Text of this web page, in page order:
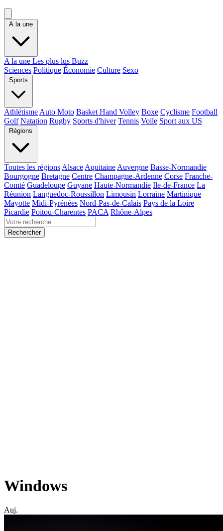
A la une
A la une Les plus lus Buzz
Sciences Politique Économie Culture Sexo
Sports
Athlétisme Auto Moto Basket Hand Volley Boxe Cyclisme Football
Golf Natation Rugby Sports d'hiver Tennis Voile Sport aux US
Régions
Toutes les régions Alsace Aquitaine Auvergne Basse-Normandie
Bourgogne Bretagne Centre Champagne-Ardenne Corse Franche-
Comté Guadeloupe Guyane Haute-Normandie Ile-de-France La
Réunion Languedoc-Roussillon Limousin Lorraine Martinique
Mayotte Midi-Pyrénées Nord-Pas-de-Calais Pays de la Loire
Picardie Poitou-Charentes PACA Rhône-Alpes
Rechercher
Windows
Auj.